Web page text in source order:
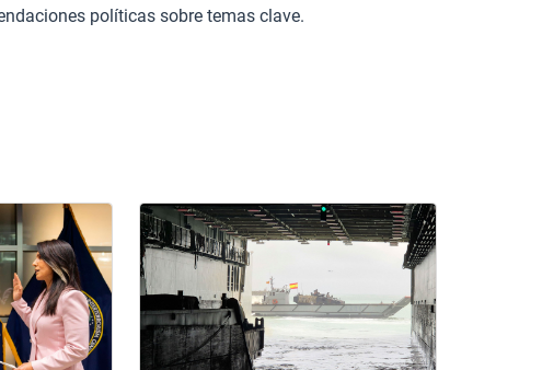
políticas sobre temas clave.